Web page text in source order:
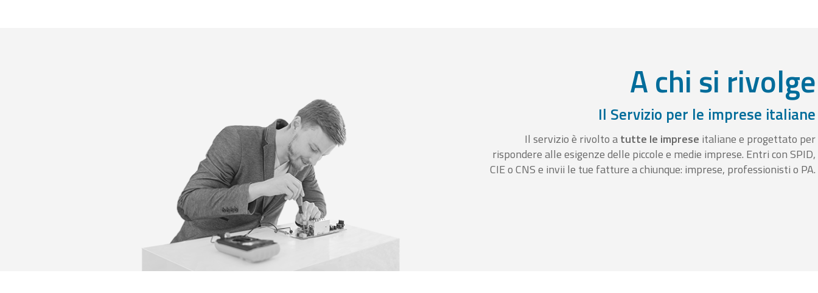
A chi si rivolge
Il Servizio per le imprese italiane
Il servizio è rivolto atutte le imprese italiane e progettato per
rispondere alle esigenze delle piccole e medie imprese. Entri con SPID,
CIE o CNS e invii le tue fatture a chiunque: imprese, professionisti o PA.